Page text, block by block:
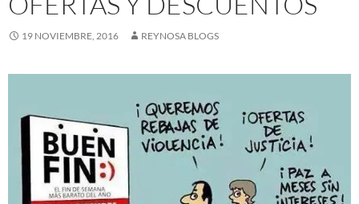
19 NOVIEMBRE, 2016 REYNOSA BLOGS